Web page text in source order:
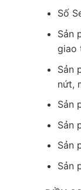
Số
Sản
giao
Sản
nứt,
Sản
Sản
Sản
Sản